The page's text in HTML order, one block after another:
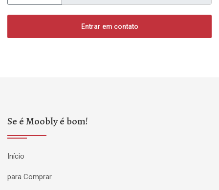
Entrar em contato
Se é Moobly é bom!
Início
para Comprar